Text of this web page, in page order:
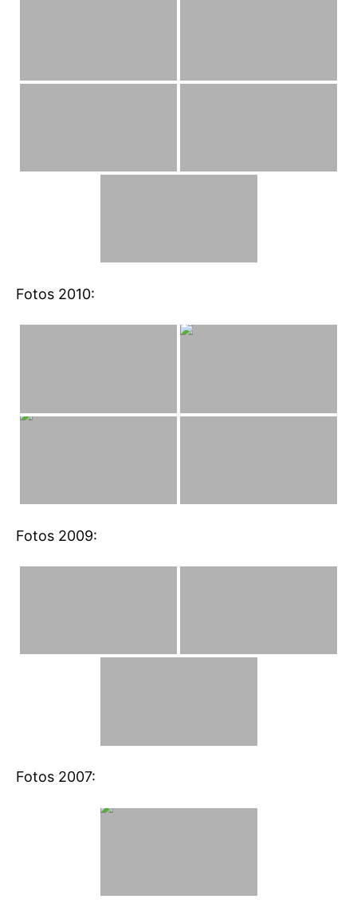
Fotos 2010:
Fotos 2009:
Fotos 2007: